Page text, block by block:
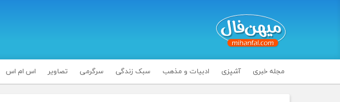
مجله خبری آشپزی ادبیات و مذهب سبک زندگی سرگرمی تصاویر اس ام اس